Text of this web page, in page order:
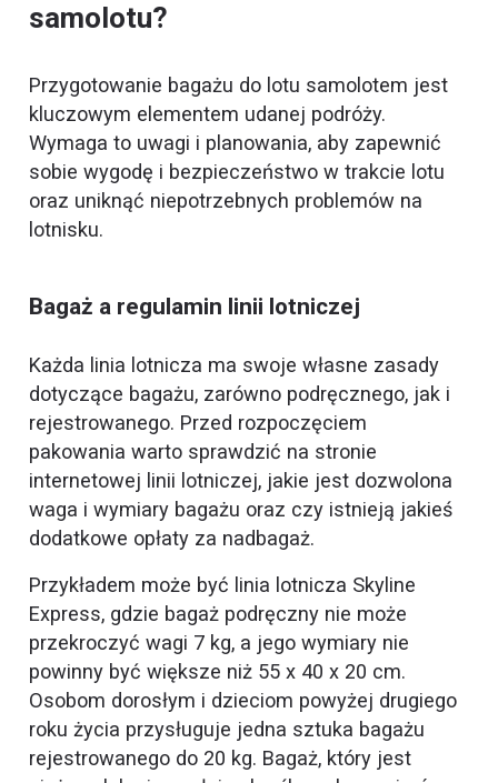
samolotu?
Przygotowanie bagażu do lotu samolotem jest
kluczowym elementem udanej podróży.
Wymaga to uwagi i planowania, aby zapewnić
sobie wygodę i bezpieczeństwo w trakcie lotu
oraz uniknąć niepotrzebnych problemów na
lotnisku.
Bagaż a regulamin linii lotniczej
Każda linia lotnicza ma swoje własne zasady
dotyczące bagażu, zarówno podręcznego, jak i
rejestrowanego. Przed rozpoczęciem
pakowania warto sprawdzić na stronie
internetowej linii lotniczej, jakie jest dozwolona
waga i wymiary bagażu oraz czy istnieją jakieś
dodatkowe opłaty za nadbagaż.
Przykładem może być linia lotnicza Skyline
Express, gdzie bagaż podręczny nie może
przekroczyć wagi 7 kg, a jego wymiary nie
powinny być większe niż 55 x 40 x 20 cm.
Osobom dorosłym i dzieciom powyżej drugiego
roku życia przysługuje jedna sztuka bagażu
rejestrowanego do 20 kg. Bagaż, który jest